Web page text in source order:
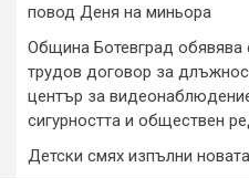
повод Деня на миньора
Община Ботевград
трудов договор за
център за
сигурността и обществен
Детски смях изпълни